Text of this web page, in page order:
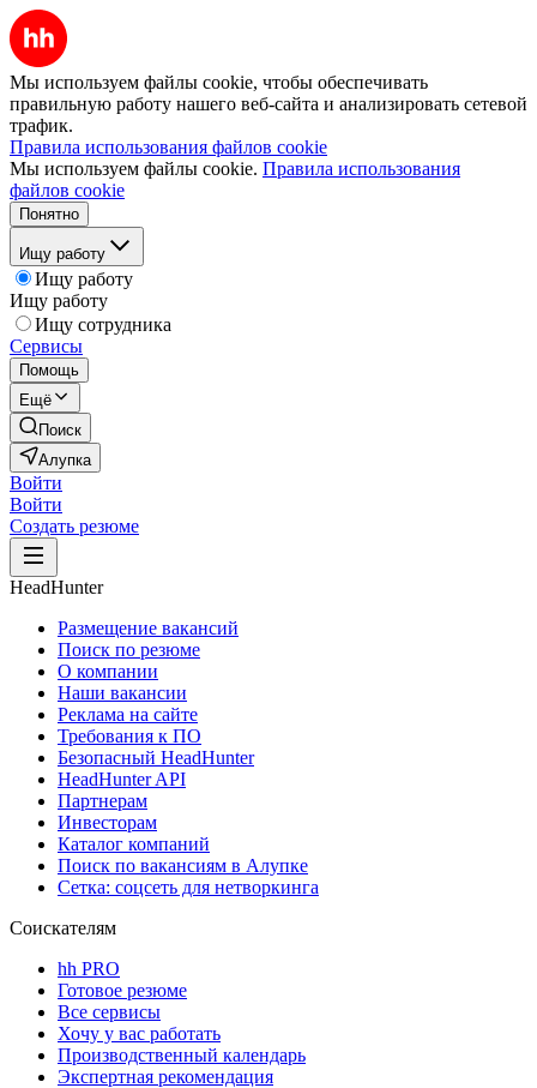
Мы используем файлы cookie, чтобы обеспечивать
правильную работу нашего веб-сайта и анализировать сетевой
трафик.
Правила использования файлов cookie
Мы используем файлы cookie. Правила использования
файлов cookie
Понятно
Ищу работу
Ищу работу
Ищу работу
Ищу сотрудника
Сервисы
Помощь
Ещё
Поиск
Алупка
Войти
Войти
Создать резюме
HeadHunter
Размещение вакансий
Поиск по резюме
О компании
Наши вакансии
Реклама на сайте
Требования к ПО
Безопасный HeadHunter
HeadHunter API
Партнерам
Инвесторам
Каталог компаний
Поиск по вакансиям в Алупке
Сетка: соцсеть для нетворкинга
Соискателям
hh PRO
Готовое резюме
Все сервисы
Хочу у вас работать
Производственный календарь
Экспертная рекомендация